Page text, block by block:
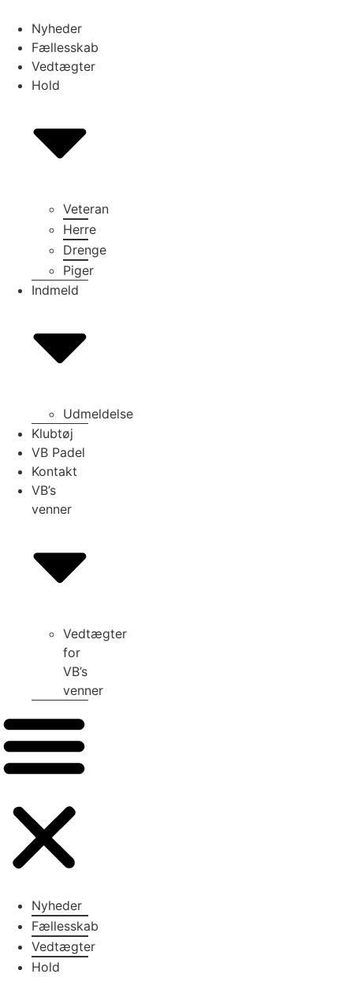
indhold
Nyheder
Fællesskab
Vedtægter
Hold
Veteran
Herre
Drenge
Piger
Indmeld
Udmeldelse
Klubtøj
VB Padel
Kontakt
VB’s
venner
Vedtægter
for
VB’s
venner
Nyheder
Fællesskab
Vedtægter
Hold